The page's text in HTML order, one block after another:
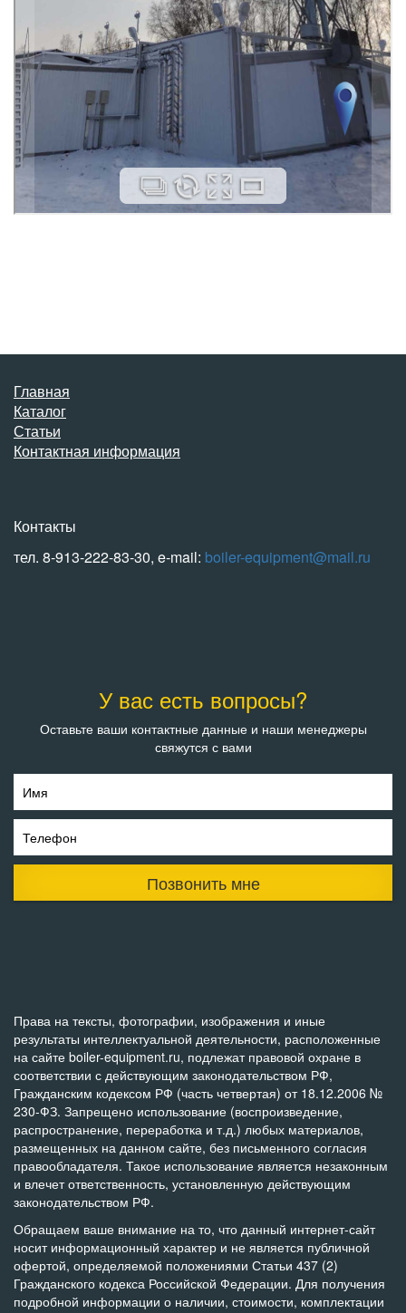
Главная
Каталог
Статьи
Контактная информация
Контакты
тел. 8-913-222-83-30, e-mail: boiler-equipment@mail.ru
У вас есть вопросы?
Оставьте ваши контактные данные и наши менеджеры
свяжутся с вами
Имя
Телефон
Позвонить мне
Права на тексты, фотографии, изображения и иные
результаты интеллектуальной деятельности, расположенные
на сайте boiler-equipment.ru, подлежат правовой охране в
соответствии с действующим законодательством РФ,
Гражданским кодексом РФ (часть четвертая) от 18.12.2006 №
230-ФЗ. Запрещено использование (воспроизведение,
распространение, переработка и т.д.) любых материалов,
размещенных на данном сайте, без письменного согласия
правообладателя. Такое использование является незаконным
и влечет ответственность, установленную действующим
законодательством РФ.
Обращаем ваше внимание на то, что данный интернет-сайт
носит информационный характер и не является публичной
офертой, определяемой положениями Статьи 437 (2)
Гражданского кодекса Российской Федерации. Для получения
подробной информации о наличии, стоимости, комплектации